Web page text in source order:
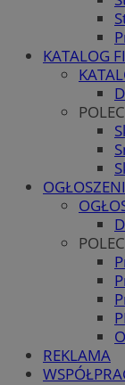
KATALOG
REKLAMA